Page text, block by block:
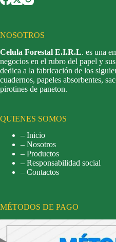
NOSOTROS
Celula Forestal E.I.R.L. es una
negocios en el rubro del papel y
dedica a la fabricación de los
cuadernos, papeles absorbentes,
pirotines de paneton.
QUIENES SOMOS
– Inicio
– Nosotros
– Productos
– Responsabilidad social
– Contactos
MÉTODOS DE PAGO